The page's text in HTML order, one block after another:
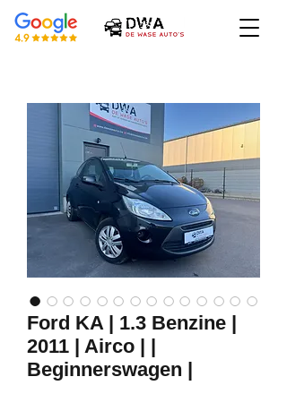
Ford KA | 1.3 Benzine |
2011 | Airco | |
Beginnerswagen |